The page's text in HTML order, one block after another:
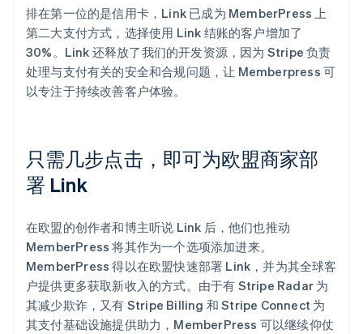
排在第一位的是信用卡，Link 已成为 MemberPress 上
第二大支付方式，选择使用 Link 结账的客户增加了
30%。Link 还释放了我们的开发资源，因为 Stripe 负责
处理与支付有关的安全和合规问题，让 Memberpress 可
以专注于持续改善客户体验。
只需几步点击，即可为欧盟商家部
署 Link
在欧盟的创作者和博主听说 Link 后，他们也推动
MemberPress 将其作为一个选项添加进来。
MemberPress 得以在欧盟快速部署 Link，并为其全球客
户提供更多获取新收入的方式。由于有 Stripe Radar 为
其减少欺诈，又有 Stripe Billing 和 Stripe Connect 为
其支付基础设施提供助力，MemberPress 可以继续仰仗